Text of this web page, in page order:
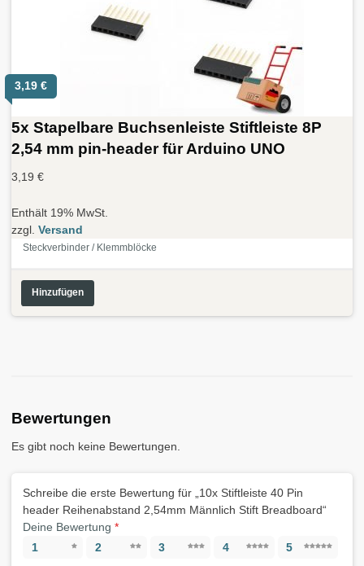
3,19 €
5x Stapelbare Buchsenleiste Stiftleiste 8P
2,54 mm pin-header für Arduino UNO
3,19 €
Enthält 19% MwSt.
zzgl. Versand
Steckverbinder / Klemmblöcke
Hinzufügen
Bewertungen
Es gibt noch keine Bewertungen.
Schreibe die erste Bewertung für „10x Stiftleiste 40 Pin
header Reihenabstand 2,54mm Männlich Stift Breadboard“
Deine Bewertung *
1
2 3 4 5